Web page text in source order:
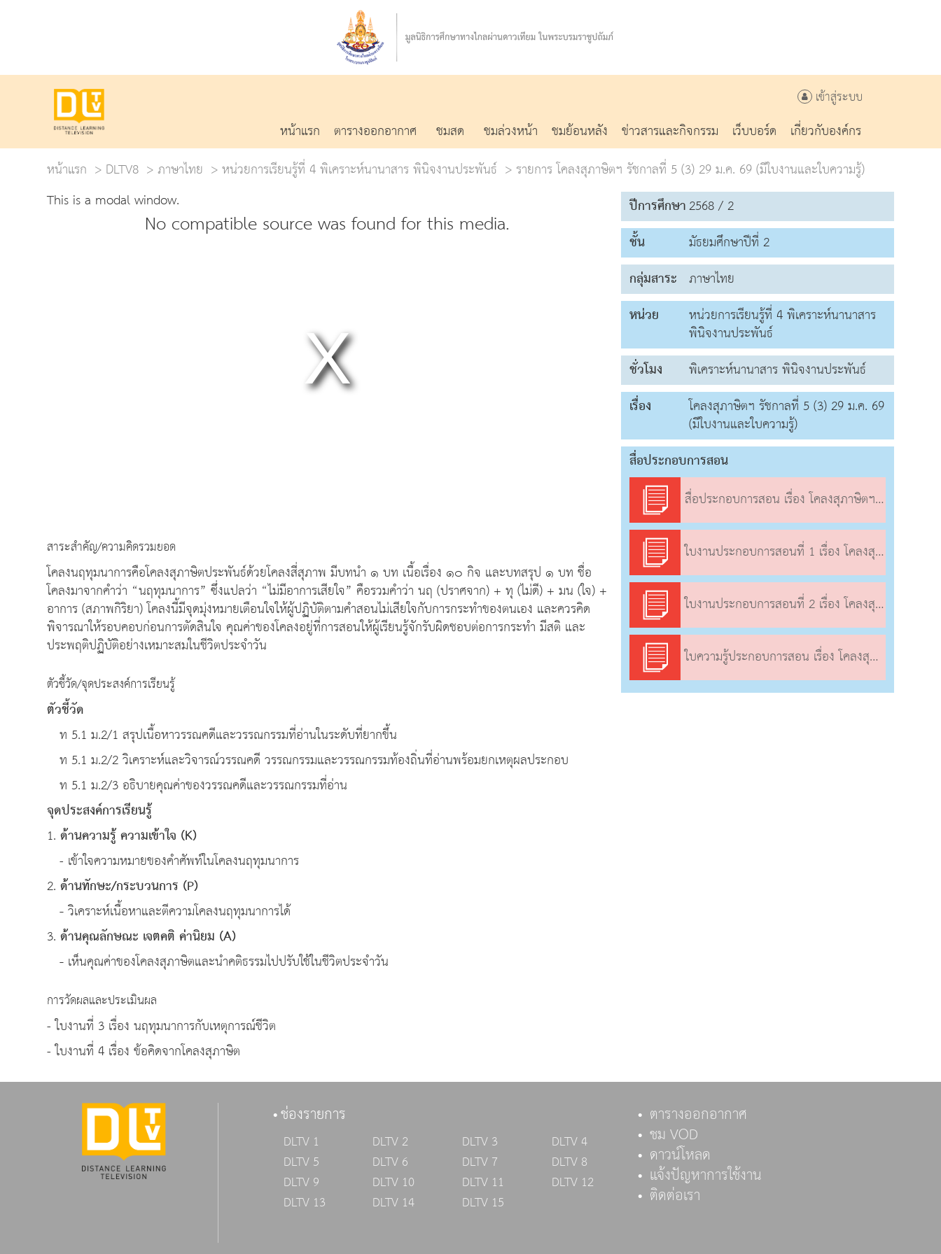
เข้าสู่ระบบ
หน้าแรก ตารางออกอากาศ ชมสด ชมล่วงหน้า ชมย้อนหลัง ข่าวสารและกิจกรรม เว็บบอร์ด
เกี่ยวกับองค์กร
หน้าแรก
DLTV8 ภาษาไทย หน่วยการเรียนรู้ที่ 4 พิเคราะห์นานาสาร พินิจงานประพันธ์
รายการ โคลงสุภาษิตฯ รัชกาลที่ 5 (3) 29 ม.ค. 69 (มีใบงานและใบความรู้)
This is a modal window.
No compatible source was found for this media.
สาระสำคัญ/ความคิดรวมยอด
โคลงนฤทุมนาการคือโคลงสุภาษิตประพันธ์ด้วยโคลงสี่สุภาพ มีบทนำ ๑ บท เนื้อเรื่อง ๑๐ กิจ และบทสรุป ๑ บท ชื่อ
โคลงมาจากคำว่า “นฤทุมนาการ” ซึ่งแปลว่า “ไม่มีอาการเสียใจ” คือรวมคำว่า นฤ (ปราศจาก) + ทุ (ไม่ดี) + มน (ใจ) +
อาการ (สภาพกิริยา) โคลงนี้มีจุดมุ่งหมายเตือนใจให้ผู้ปฏิบัติตามคำสอนไม่เสียใจกับการกระทำของตนเอง และควรคิด
พิจารณาให้รอบคอบก่อนการตัดสินใจ คุณค่าของโคลงอยู่ที่การสอนให้ผู้เรียนรู้จักรับผิดชอบต่อการกระทำ มีสติ และ
ประพฤติปฏิบัติอย่างเหมาะสมในชีวิตประจำวัน
ตัวชี้วัด/จุดประสงค์การเรียนรู้
ตัวชี้วัด
ท 5.1 ม.2/1 สรุปเนื้อหาวรรณคดีและวรรณกรรมที่อ่านในระดับที่ยากขึ้น
ท 5.1 ม.2/2 วิเคราะห์และวิจารณ์วรรณคดี วรรณกรรมและวรรณกรรมท้องถิ่นที่อ่านพร้อมยกเหตุผลประกอบ
ท 5.1 ม.2/3 อธิบายคุณค่าของวรรณคดีและวรรณกรรมที่อ่าน
จุดประสงค์การเรียนรู้
1. ด้านความรู้ ความเข้าใจ (K)
- เข้าใจความหมายของคำศัพท์ในโคลงนฤทุมนาการ
2. ด้านทักษะ/กระบวนการ (P)
-วิเคราะห์เนื้อหาและตีความโคลงนฤทุมนาการได้
3. ด้านคุณลักษณะ เจตคติ ค่านิยม (A)
- เห็นคุณค่าของโคลงสุภาษิตและนำคติธรรมไปปรับใช้ในชีวิตประจำวัน
การวัดผลและประเมินผล
- ใบงานที่ 3 เรื่อง นฤทุมนาการกับเหตุการณ์ชีวิต
- ใบงานที่ 4 เรื่อง ข้อคิดจากโคลงสุภาษิต
ปีการศึกษา2568 / 2
ชั้น
มัธยมศึกษาปีที่ 2
กลุ่มสาระ ภาษาไทย
หน่วย
หน่วยการเรียนรู้ที่ 4 พิเคราะห์นานาสาร
พินิจงานประพันธ์
ชั่วโมง
พิเคราะห์นานาสาร พินิจงานประพันธ์
เรื่อง
โคลงสุภาษิตฯ รัชกาลที่ 5 (3) 29 ม.ค. 69
(มีใบงานและใบความรู้)
สื่อประกอบการสอน
สื่อประกอบการสอน เรื่อง โคลงสุภาษิตฯ รัชกาลที่ 5 (3)
ใบงานประกอบการสอนที่ 1 เรื่อง โคลงสุภาษิตฯ รัชกาลที่ 5 (3)
ใบงานประกอบการสอนที่ 2 เรื่อง โคลงสุภาษิตฯ รัชกาลที่ 5 (3)
ใบความรู้ประกอบการสอน เรื่อง โคลงสุภาษิตฯ รัชกาลที่ 5 (3)
ช่องรายการ
DLTV 1 DLTV 2 DLTV 3
DLTV 4
DLTV 5
DLTV 6 DLTV 7
DLTV 8
DLTV 9
DLTV 10 DLTV 11
DLTV 12
DLTV 13
DLTV 14 DLTV 15
ตารางออกอากาศ
ชม VOD
ดาวน์โหลด
แจ้งปัญหาการใช้งาน
ติดต่อเรา